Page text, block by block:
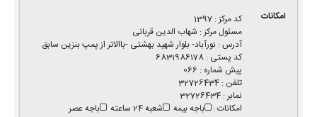
کد مرکز:
1397
مسئول مرکز: شهاب الدین قربانی
آدرس:نورآباد- بلوار شهید بهشتی -باالاتر از پمپ بنزین سابق
کد پستی :
6831986178
پیش شماره :
066
تلفن :
32726434
نمابر:
32726434
امکانات: باجه بیمه شعبه 24 ساعته باجه عصر